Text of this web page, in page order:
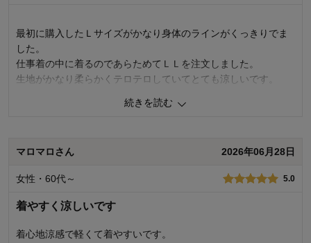
最初に購入したＬサイズがかなり身体のラインがくっきりでま
した。
仕事着の中に着るのであらためてＬＬを注文しました。
生地がかなり柔らかくテロテロしていてとても涼しいです。
着心地･使いやすさ
購入商品：
おすすめ用途： 軽い運動
続きを読む
マロマロさん 2026年06月28日
女性・60代～ 5.0
着やすく涼しいです
着心地涼感で軽くて着やすいです。